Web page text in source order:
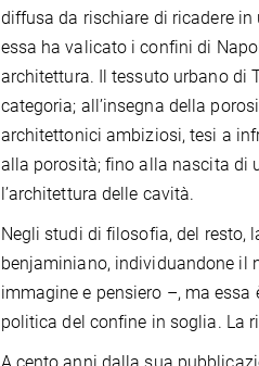
diffusa da rischiare di ricadere
essa ha valicato i confini di
architettura. Il tessuto urbano di
categoria; all’insegna della
architettonici ambiziosi, tesi a
alla porosità; fino alla nascita di
l’architettura delle cavità.
Negli studi di filosofia, del resto,
benjaminiano, individuandone il
immagine e pensiero –, ma
politica del confine in soglia. La